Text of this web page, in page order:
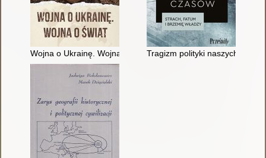
Wojna o Ukrainę. Wojna o światTragizm polityki naszych